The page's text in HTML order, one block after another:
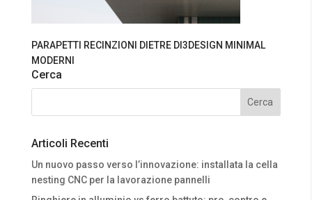
PARAPETTI RECINZIONI DIETRE DI3DESIGN MINIMAL
MODERNI
Cerca
Articoli Recenti
Un nuovo passo verso l’innovazione: installata la cella
nesting CNC per la lavorazione pannelli